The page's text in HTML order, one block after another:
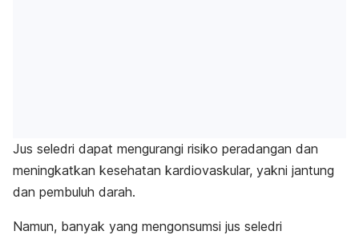
Jus seledri dapat mengurangi risiko peradangan dan
meningkatkan kesehatan kardiovaskular, yakni jantung
dan pembuluh darah.
Namun, banyak yang mengonsumsi jus seledri